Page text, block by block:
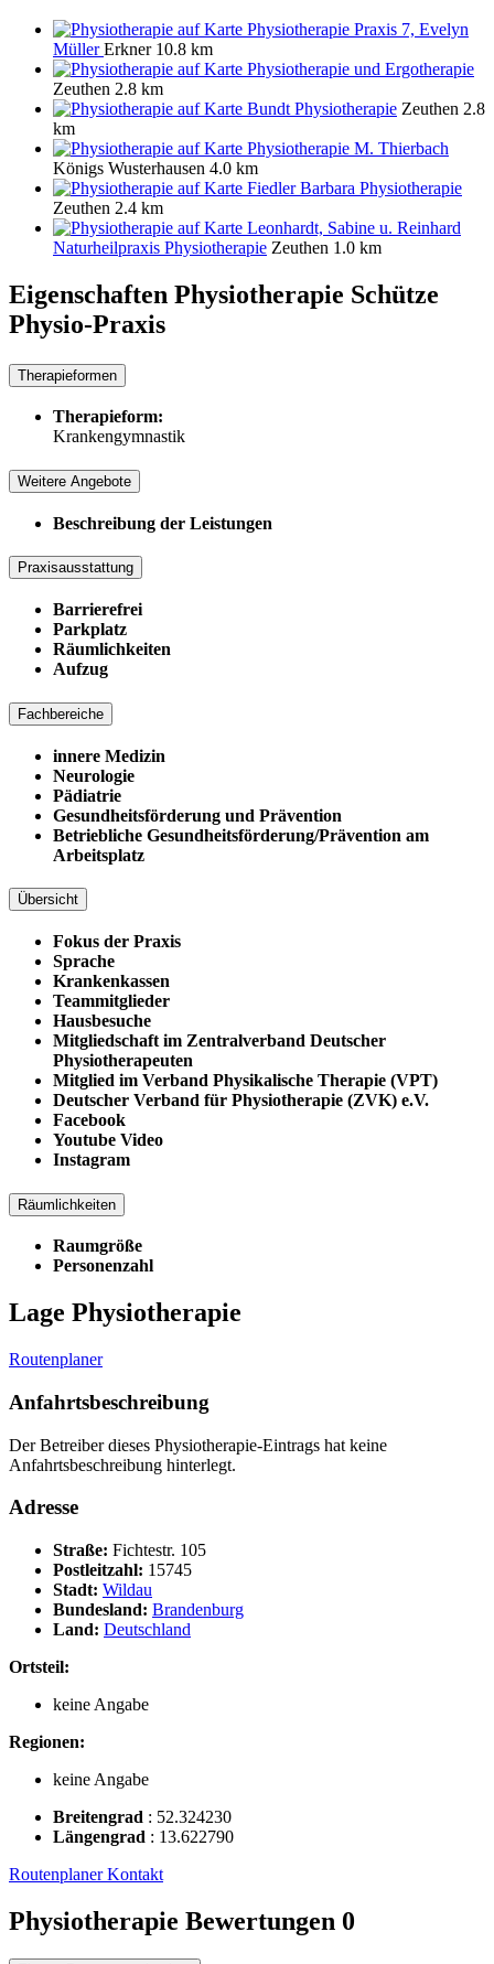
Physiotherapie Praxis 7, Evelyn
MüllerErkner 10.8 km
Physiotherapie und Ergotherapie
Zeuthen 2.8 km
Bundt Physiotherapie Zeuthen 2.8
km
Physiotherapie M. Thierbach
Königs Wusterhausen 4.0 km
Fiedler Barbara Physiotherapie
Zeuthen 2.4 km
Leonhardt, Sabine u. Reinhard
Naturheilpraxis Physiotherapie Zeuthen 1.0 km
Eigenschaften Physiotherapie Schütze
Physio-Praxis
Therapieformen
Therapieform:
Krankengymnastik
Weitere Angebote
Beschreibung der Leistungen
Praxisausstattung
Barrierefrei
Parkplatz
Räumlichkeiten
Aufzug
Fachbereiche
innere Medizin
Neurologie
Pädiatrie
Gesundheitsförderung und Prävention
Betriebliche Gesundheitsförderung/Prävention am
Arbeitsplatz
Übersicht
Fokus der Praxis
Sprache
Krankenkassen
Teammitglieder
Hausbesuche
Mitgliedschaft im Zentralverband Deutscher
Physiotherapeuten
Mitglied im Verband Physikalische Therapie (VPT)
Deutscher Verband für Physiotherapie (ZVK) e.V.
Facebook
Youtube Video
Instagram
Räumlichkeiten
Raumgröße
Personenzahl
Lage Physiotherapie
Routenplaner
Anfahrtsbeschreibung
Der Betreiber dieses Physiotherapie-Eintrags hat keine
Anfahrtsbeschreibung hinterlegt.
Adresse
Straße: Fichtestr. 105
Postleitzahl: 15745
Stadt: Wildau
Bundesland: Brandenburg
Land: Deutschland
Ortsteil:
keine Angabe
Regionen:
keine Angabe
Breitengrad : 52.324230
Längengrad : 13.622790
RoutenplanerKontakt
Physiotherapie Bewertungen 0